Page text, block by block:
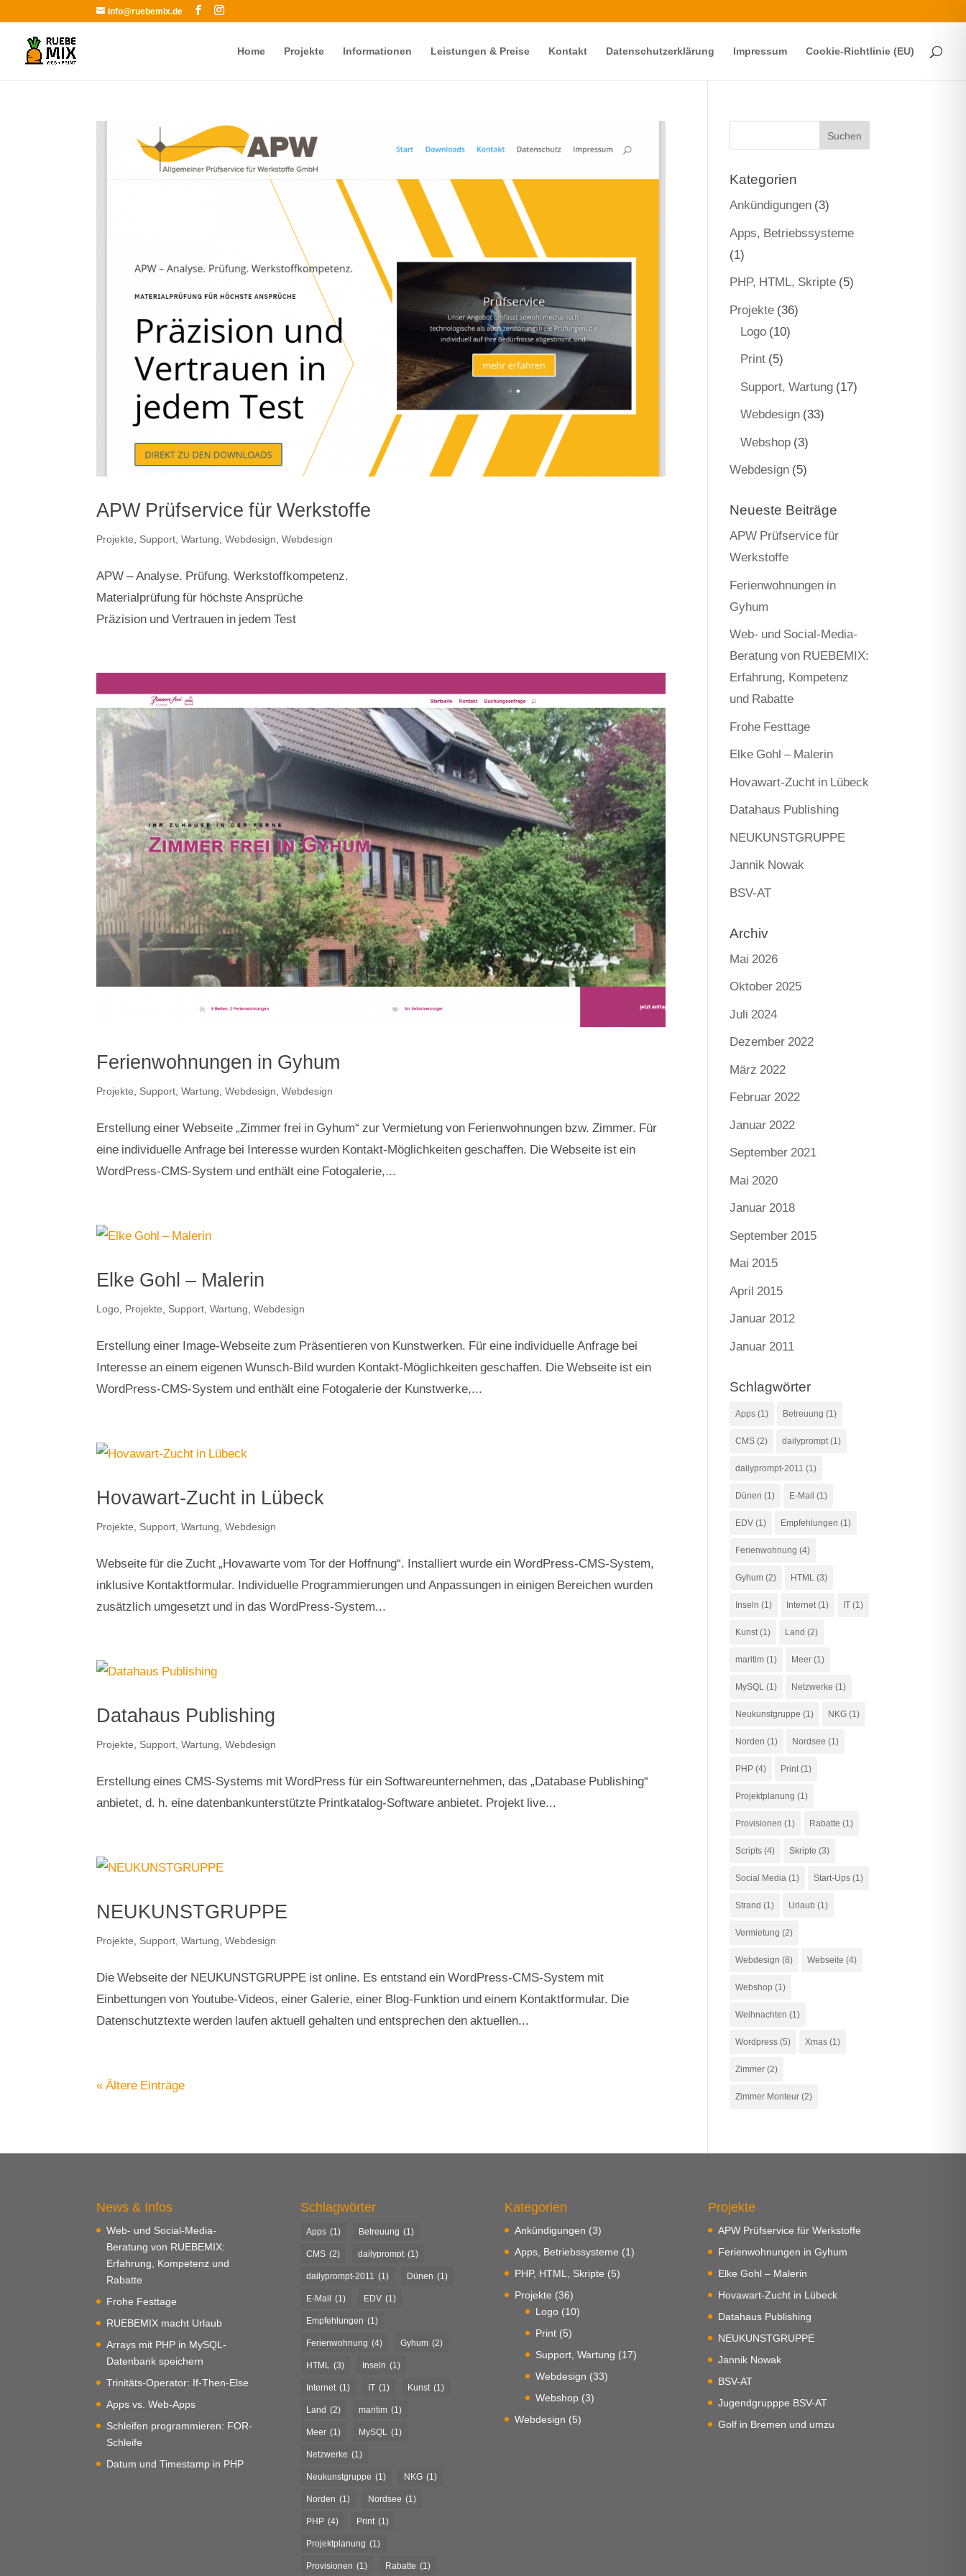
info@ruebemix.de
Home Projekte Informationen Leistungen & Preise Kontakt Datenschutzerklärung Impressum Cookie-Richtlinie (EU)
APW Prüfservice für Werkstoffe
Projekte Support, Wartung ,Webdesign ,Webdesign
APW – Analyse. Prüfung. Werkstoffkompetenz.
Materialprüfung für höchste Ansprüche
Präzision und Vertrauen in jedem Test
Ferienwohnungen in Gyhum
Projekte Support, Wartung ,Webdesign ,Webdesign
Erstellung einer Webseite „Zimmer frei in Gyhum“ zur Vermietung von Ferienwohnungen bzw. Zimmer. Für
eine individuelle Anfrage bei Interesse wurden Kontakt-Möglichkeiten geschaffen. Die Webseite ist ein
WordPress-CMS-System und enthält eine Fotogalerie,...
Elke Gohl – Malerin
Logo Projekte Support, Wartung ,Webdesign
Erstellung einer Image-Webseite zum Präsentieren von Kunstwerken. Für eine individuelle Anfrage bei
Interesse an einem eigenen Wunsch-Bild wurden Kontakt-Möglichkeiten geschaffen. Die Webseite ist ein
WordPress-CMS-System und enthält eine Fotogalerie der Kunstwerke,...
Hovawart-Zucht in Lübeck
Projekte Support, Wartung ,Webdesign
Webseite für die Zucht „Hovawarte vom Tor der Hoffnung“. Installiert wurde ein WordPress-CMS-System,
inklusive Kontaktformular. Individuelle Programmierungen und Anpassungen in einigen Bereichen wurden
zusätzlich umgesetzt und in das WordPress-System...
Datahaus Publishing
Projekte Support, Wartung ,Webdesign
Erstellung eines CMS-Systems mit WordPress für ein Softwareunternehmen, das „Database Publishing“
anbietet, d. h. eine datenbankunterstützte Printkatalog-Software anbietet. Projekt live...
NEUKUNSTGRUPPE
Projekte Support, Wartung ,Webdesign
Die Webseite der NEUKUNSTGRUPPE ist online. Es entstand ein WordPress-CMS-System mit
Einbettungen von Youtube-Videos, einer Galerie, einer Blog-Funktion und einem Kontaktformular. Die
Datenschutztexte werden laufen aktuell gehalten und entsprechen den aktuellen...
« Ältere Einträge
Kategorien
Ankündigungen (3)
Apps, Betriebssysteme
(1)
PHP, HTML, Skripte (5)
Projekte (36)
Logo (10)
Print (5)
Support, Wartung (17)
Webdesign (33)
Webshop (3)
Webdesign (5)
Neueste Beiträge
APW Prüfservice für
Werkstoffe
Ferienwohnungen in
Gyhum
Web- und Social-Media-
Beratung von RUEBEMIX:
Erfahrung, Kompetenz
und Rabatte
Frohe Festtage
Elke Gohl – Malerin
Hovawart-Zucht in Lübeck
Datahaus Publishing
NEUKUNSTGRUPPE
Jannik Nowak
BSV-AT
Archiv
Mai 2026
Oktober 2025
Juli 2024
Dezember 2022
März 2022
Februar 2022
Januar 2022
September 2021
Mai 2020
Januar 2018
September 2015
Mai 2015
April 2015
Januar 2012
Januar 2011
Schlagwörter
Apps(1) Betreuung (1)
CMS(2) dailyprompt(1)
dailyprompt-2011 (1)
Dünen (1) E-Mail (1)
EDV(1) Empfehlungen (1)
Ferienwohnung (4)
Gyhum(2) HTML(3)
Inseln (1) Internet(1) IT(1)
Kunst(1) Land (2)
maritim(1) Meer(1)
MySQL(1) Netzwerke (1)
Neukunstgruppe (1) NKG(1)
Norden (1) Nordsee (1)
PHP(4) Print(1)
Projektplanung (1)
Provisionen (1) Rabatte (1)
Scripts(4) Skripte (3)
Social Media(1) Start-Ups(1)
Strand (1) Urlaub (1)
Vermietung (2)
Webdesign (8) Webseite (4)
Webshop (1)
Weihnachten (1)
Wordpress(5) Xmas(1)
Zimmer(2)
Zimmer Monteur(2)
News & Infos
Web- und Social-Media-
Beratung von RUEBEMIX:
Erfahrung, Kompetenz und
Rabatte
Frohe Festtage
RUEBEMIX macht Urlaub
Arrays mit PHP in MySQL-
Datenbank speichern
Trinitäts-Operator: If-Then-Else
Apps vs. Web-Apps
Schleifen programmieren: FOR-
Schleife
Datum und Timestamp in PHP
Schlagwörter
Apps (1) Betreuung (1)
CMS (2) dailyprompt (1)
dailyprompt-2011 (1) Dünen (1)
E-Mail (1) EDV (1)
Empfehlungen (1)
Ferienwohnung (4) Gyhum (2)
HTML (3) Inseln (1)
Internet (1) IT (1) Kunst (1)
Land (2) maritim (1)
Meer (1) MySQL (1)
Netzwerke (1)
Neukunstgruppe (1) NKG (1)
Norden (1) Nordsee (1)
PHP (4) Print (1)
Projektplanung (1)
Provisionen (1) Rabatte (1)
Kategorien
Ankündigungen (3)
Apps, Betriebssysteme (1)
PHP, HTML, Skripte (5)
Projekte (36)
Logo(10)
Print(5)
Support, Wartung (17)
Webdesign (33)
Webshop(3)
Webdesign (5)
Projekte
APW Prüfservice für Werkstoffe
Ferienwohnungen in Gyhum
Elke Gohl – Malerin
Hovawart-Zucht in Lübeck
Datahaus Publishing
NEUKUNSTGRUPPE
Jannik Nowak
BSV-AT
Jugendgrupppe BSV-AT
Golf in Bremen und umzu